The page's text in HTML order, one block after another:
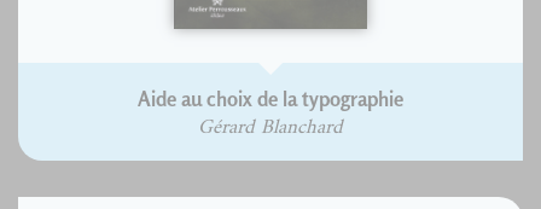
Aide au choix de la typographie
Gérard Blanchard